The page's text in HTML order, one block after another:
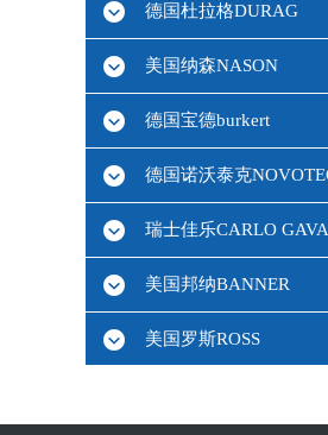
德国杜拉格DURAG
美国纳森NASON
德国宝德burkert
德国诺沃泰克
瑞士佳乐CARLO
美国邦纳BANNER
美国罗斯ROSS